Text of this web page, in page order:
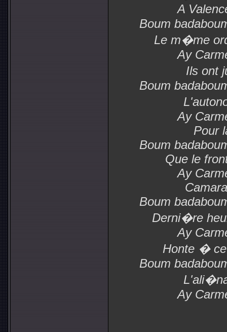
A
Boum
Le m�me
Ay
Ils ont
Boum
Ay
Pour
Boum
Que le
Ay
Boum
Derni�re
Ay
Honte �
Boum
Ay